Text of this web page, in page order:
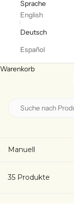
Sprache
English
Deutsch
Español
Warenkorb
Manuell
35 Produkte